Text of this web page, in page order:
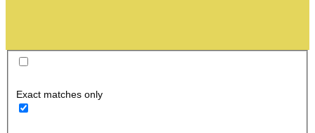
Exact matches only